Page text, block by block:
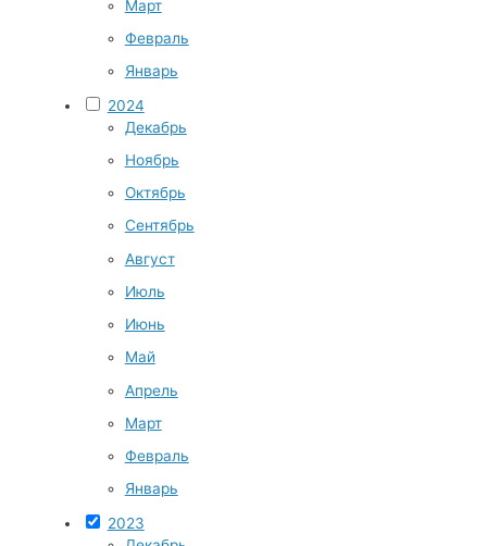
Март
Февраль
Январь
2024
Декабрь
Ноябрь
Октябрь
Сентябрь
Август
Июль
Июнь
Май
Апрель
Март
Февраль
Январь
2023